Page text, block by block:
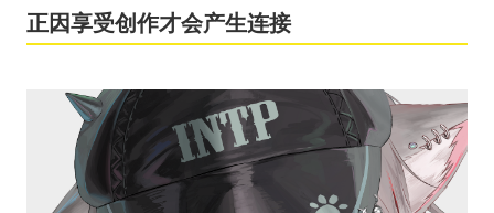
正因享受创作才会产生连接